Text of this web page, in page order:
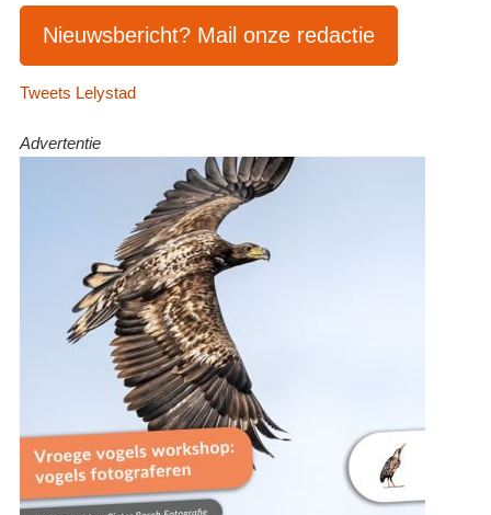
Nieuwsbericht? Mail onze redactie
Tweets Lelystad
Advertentie